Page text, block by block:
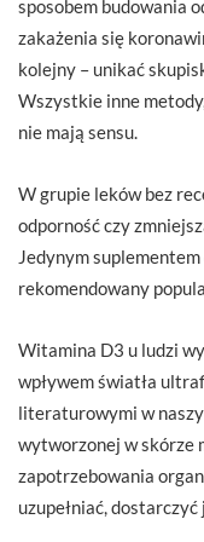
sposobem budowania
zakażenia się
kolejny – unikać
Wszystkie inne
nie mają sensu.
W grupie leków bez
odporność czy
Jedynym
rekomendowany
Witamina D3 u ludzi
wpływem światła
literaturowymi w
wytworzonej w skórze
zapotrzebowania
uzupełniać, dostarczyć